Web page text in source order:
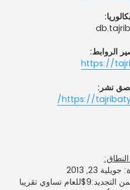
الروابط:
https://
نشر:
https://
23, 2013
تاريخ الانتهاء: جويلية 23, 2019، (ثمن التجديد:9$للعام تساوي تقريبا